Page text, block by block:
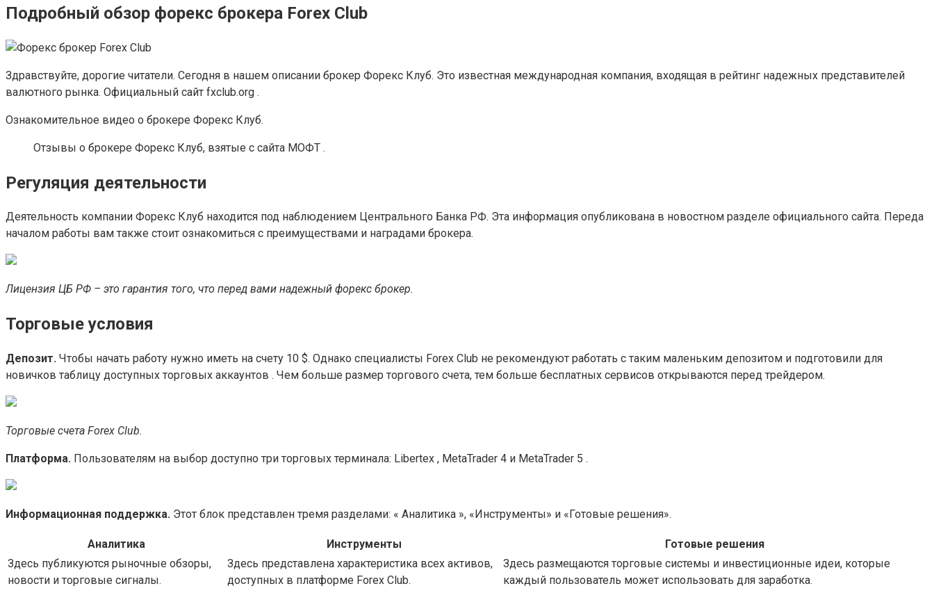
Подробный обзор форекс брокера Forex Club
Здравствуйте, дорогие читатели. Сегодня в нашем описании брокер Форекс Клуб. Это известная международная компания, входящая в рейтинг надежных представителей
валютного рынка. Официальный сайт fxclub.org .
Ознакомительное видео о брокере Форекс Клуб.
Отзывы о брокере Форекс Клуб, взятые с сайта МОФТ .
Регуляция деятельности
Деятельность компании Форекс Клуб находится под наблюдением Центрального Банка РФ. Эта информация опубликована в новостном разделе официального сайта. Переда
началом работы вам также стоит ознакомиться с преимуществами и наградами брокера.
Лицензия ЦБ РФ – это гарантия того, что перед вами надежный форекс брокер.
Торговые условия
Депозит. Чтобы начать работу нужно иметь на счету 10 $. Однако специалисты Forex Club не рекомендуют работать с таким маленьким депозитом и подготовили для
новичков таблицу доступных торговых аккаунтов . Чем больше размер торгового счета, тем больше бесплатных сервисов открываются перед трейдером.
Торговые счета Forex Club.
Платформа. Пользователям на выбор доступно три торговых терминала: Libertex , MetaTrader 4 и MetaTrader 5 .
Информационная поддержка. Этот блок представлен тремя разделами: « Аналитика », «Инструменты» и «Готовые решения».
Аналитика Инструменты
Готовые решения
Здесь публикуются рыночные обзоры,
новости и торговые сигналы.
Здесь представлена характеристика всех активов,
доступных в платформе Forex Club.
Здесь размещаются торговые системы и инвестиционные идеи, которые
каждый пользователь может использовать для заработка.